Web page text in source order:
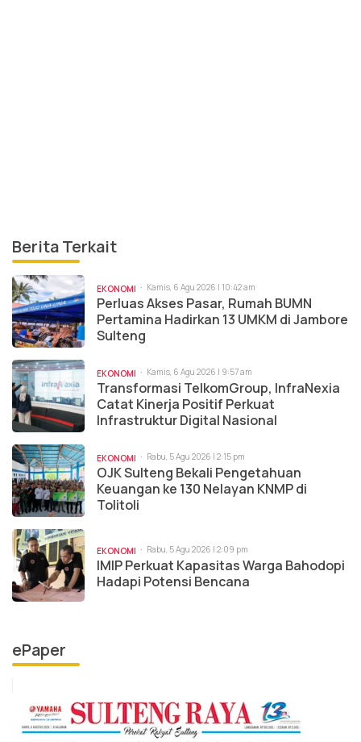
Berita Terkait
EKONOMI Kamis, 6 Agu 2026 | 10:42 am
Perluas Akses Pasar, Rumah BUMN
Pertamina Hadirkan 13 UMKM di Jambore
Sulteng
EKONOMI Kamis, 6 Agu 2026 | 9:57 am
Transformasi TelkomGroup, InfraNexia
Catat Kinerja Positif Perkuat
Infrastruktur Digital Nasional
EKONOMI Rabu, 5 Agu 2026 | 2:15 pm
OJK Sulteng Bekali Pengetahuan
Keuangan ke 130 Nelayan KNMP di
Tolitoli
EKONOMI Rabu, 5 Agu 2026 | 2:09 pm
IMIP Perkuat Kapasitas Warga Bahodopi
Hadapi Potensi Bencana
ePaper